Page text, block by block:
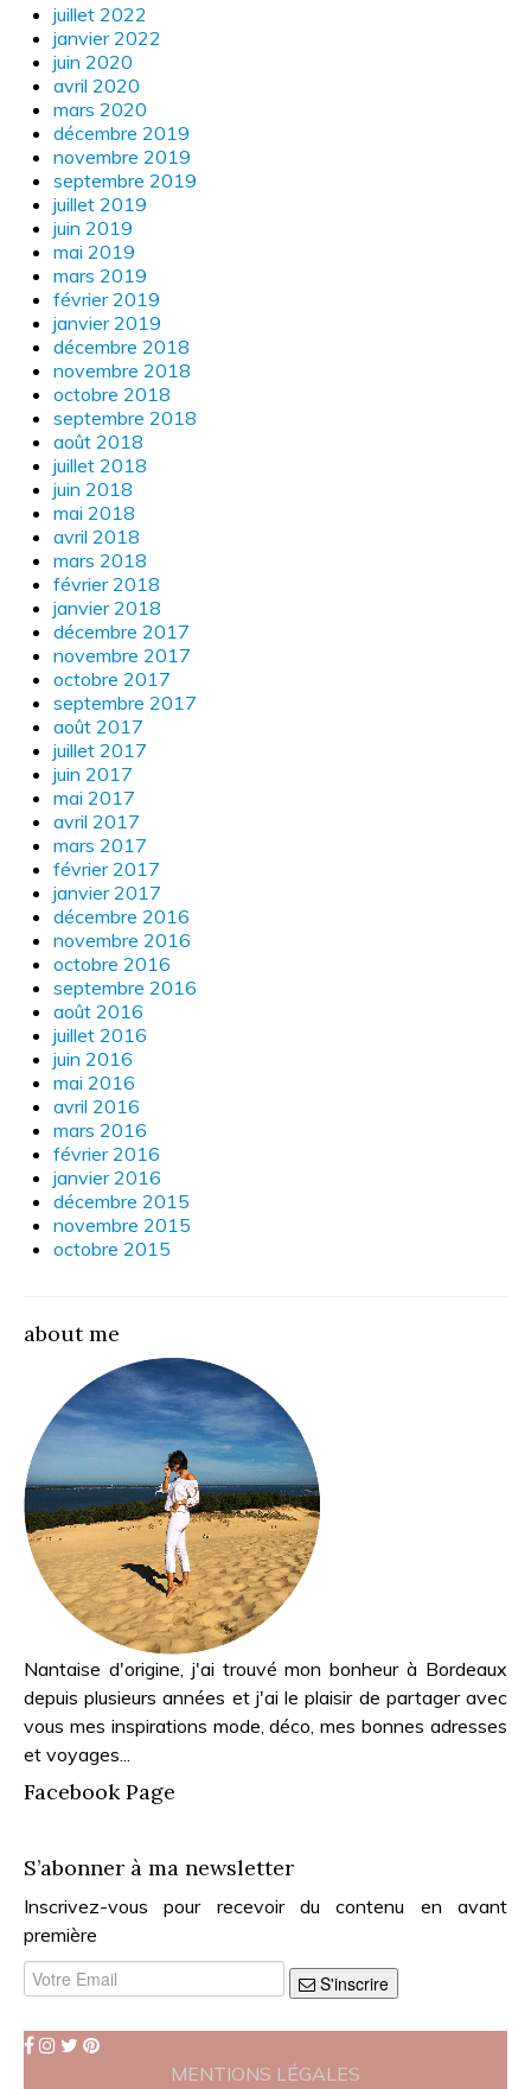
juillet 2022
janvier 2022
juin 2020
avril 2020
mars 2020
décembre 2019
novembre 2019
septembre 2019
juillet 2019
juin 2019
mai 2019
mars 2019
février 2019
janvier 2019
décembre 2018
novembre 2018
octobre 2018
septembre 2018
août 2018
juillet 2018
juin 2018
mai 2018
avril 2018
mars 2018
février 2018
janvier 2018
décembre 2017
novembre 2017
octobre 2017
septembre 2017
août 2017
juillet 2017
juin 2017
mai 2017
avril 2017
mars 2017
février 2017
janvier 2017
décembre 2016
novembre 2016
octobre 2016
septembre 2016
août 2016
juillet 2016
juin 2016
mai 2016
avril 2016
mars 2016
février 2016
janvier 2016
décembre 2015
novembre 2015
octobre 2015
about me
Nantaise d'origine, j'ai trouvé mon bonheur à Bordeaux
depuis plusieurs années et j'ai le plaisir de partager avec
vous mes inspirations mode, déco, mes bonnes adresses
et voyages...
Facebook Page
S’abonner à ma newsletter
Inscrivez-vous pour recevoir du contenu en avant
première
S'inscrire
MENTIONS LÉGALES